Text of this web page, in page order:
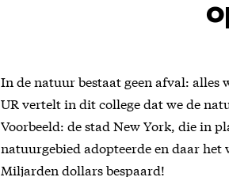
In de natuur bestaat geen afval: alles
UR vertelt in dit college dat we de
Voorbeeld: de stad New York, die in
natuurgebied adopteerde en daar
Miljarden dollars bespaard!